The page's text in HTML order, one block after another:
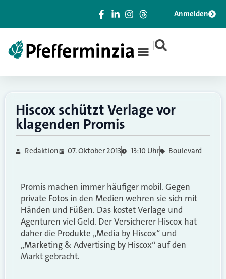
|
Anmelden
Hiscox schützt Verlage vor
klagenden Promis
Redaktion 07. Oktober 2013 13:10 Uhr Boulevard
Promis machen immer häufiger mobil. Gegen
private Fotos in den Medien wehren sie sich mit
Händen und Füßen. Das kostet Verlage und
Agenturen viel Geld. Der Versicherer Hiscox hat
daher die Produkte „Media by Hiscox“ und
„Marketing & Advertising by Hiscox“ auf den
Markt gebracht.